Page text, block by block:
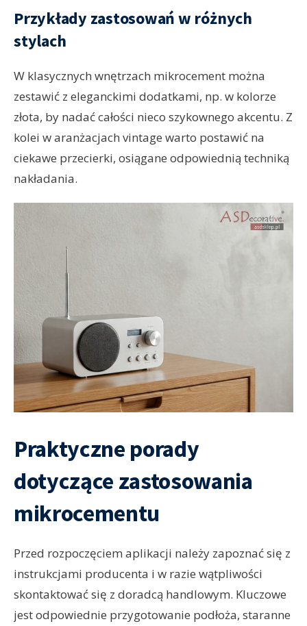
Przykłady zastosowań w różnych
stylach
W klasycznych wnętrzach mikrocement można
zestawić z eleganckimi dodatkami, np. w kolorze
złota, by nadać całości nieco szykownego akcentu. Z
kolei w aranżacjach vintage warto postawić na
ciekawe przecierki, osiągane odpowiednią techniką
nakładania.
Praktyczne porady
dotyczące zastosowania
mikrocementu
Przed rozpoczęciem aplikacji należy zapoznać się z
instrukcjami producenta i w razie wątpliwości
skontaktować się z doradcą handlowym. Kluczowe
jest odpowiednie przygotowanie podłoża, staranne